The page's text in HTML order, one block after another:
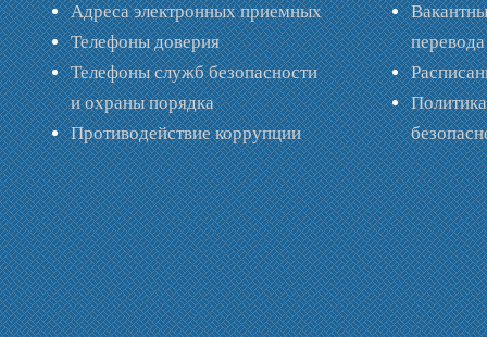
Адреса электронных приемных
Телефоны доверия
Телефоны служб безопасности
и охраны порядка
Противодействие коррупции
перевода